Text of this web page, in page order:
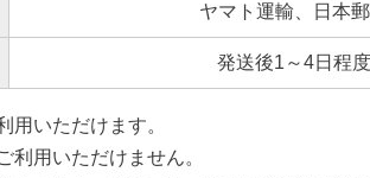
ヤマト運輸、日本
発送後1～4日程度
用いただけます。
利用いただけません。